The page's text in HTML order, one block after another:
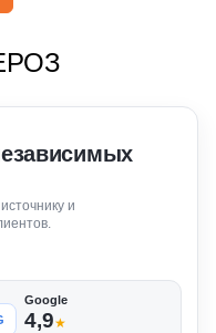
и
Google
4,9★